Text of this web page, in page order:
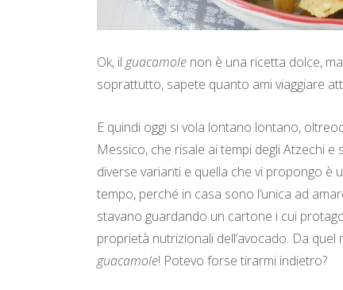
Ok, il guacamole non è una ricetta dolce,
soprattutto, sapete quanto ami viaggiare
E quindi oggi si vola lontano lontano,
Messico, che risale ai tempi degli Atzechi
diverse varianti e quella che vi propongo è
tempo, perché in casa sono l’unica ad
stavano guardando un cartone i cui
proprietà nutrizionali dell’avocado. Da
guacamole! Potevo forse tirarmi indietro?